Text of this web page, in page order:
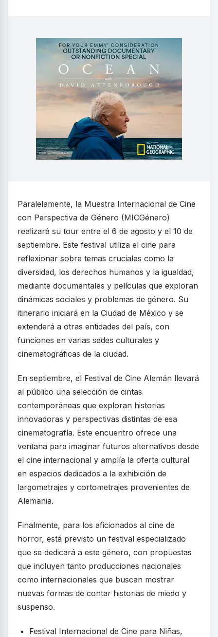
Paralelamente, la Muestra Internacional de Cine
con Perspectiva de Género (MICGénero)
realizará su tour entre el 6 de agosto y el 10 de
septiembre. Este festival utiliza el cine para
reflexionar sobre temas cruciales como la
diversidad, los derechos humanos y la igualdad,
mediante documentales y películas que exploran
dinámicas sociales y problemas de género. Su
itinerario iniciará en la Ciudad de México y se
extenderá a otras entidades del país, con
funciones en varias sedes culturales y
cinematográficas de la ciudad.
En septiembre, el Festival de Cine Alemán llevará
al público una selección de cintas
contemporáneas que exploran historias
innovadoras y perspectivas distintas de esa
cinematografía. Este encuentro ofrece una
ventana para imaginar futuros alternativos desde
el cine internacional y amplía la oferta cultural
en espacios dedicados a la exhibición de
largometrajes y cortometrajes provenientes de
Alemania.
Finalmente, para los aficionados al cine de
horror, está previsto un festival especializado
que se dedicará a este género, con propuestas
que incluyen tanto producciones nacionales
como internacionales que buscan mostrar
nuevas formas de contar historias de miedo y
suspenso.
Festival Internacional de Cine para Niñas,